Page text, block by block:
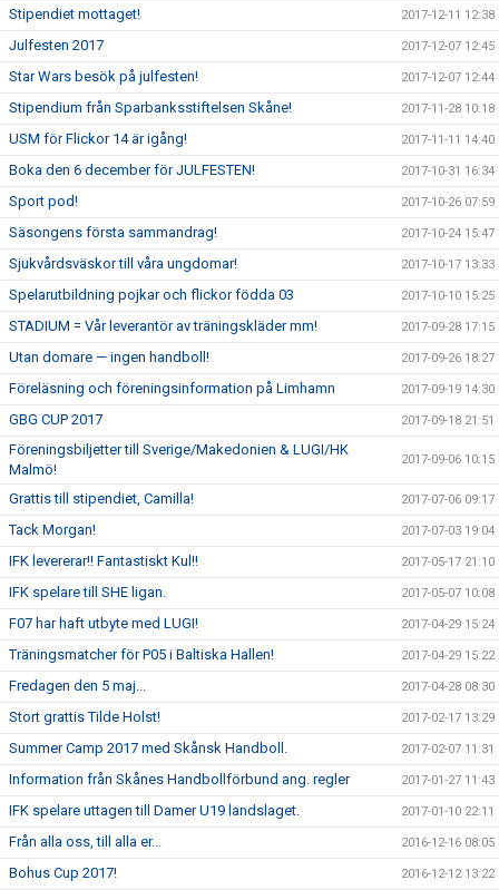
Stipendiet mottaget! 2017-12-11 12:38
Julfesten 2017 2017-12-07 12:45
Star Wars besök på julfesten! 2017-12-07 12:44
Stipendium från Sparbanksstiftelsen Skåne! 2017-11-28 10:18
USM för Flickor 14 är igång! 2017-11-11 14:40
Boka den 6 december för JULFESTEN! 2017-10-31 16:34
Sport pod! 2017-10-26 07:59
Säsongens första sammandrag! 2017-10-24 15:47
Sjukvårdsväskor till våra ungdomar! 2017-10-17 13:33
Spelarutbildning pojkar och flickor födda 03 2017-10-10 15:25
STADIUM = Vår leverantör av träningskläder mm! 2017-09-28 17:15
Utan domare — ingen handboll! 2017-09-26 18:27
Föreläsning och föreningsinformation på Limhamn 2017-09-19 14:30
GBG CUP 2017 2017-09-18 21:51
Föreningsbiljetter till Sverige/Makedonien & LUGI/HK
Malmö!
2017-09-06 10:15
Grattis till stipendiet, Camilla! 2017-07-06 09:17
Tack Morgan! 2017-07-03 19:04
IFK levererar!! Fantastiskt Kul!! 2017-05-17 21:10
IFK spelare till SHE ligan. 2017-05-07 10:08
F07 har haft utbyte med LUGI! 2017-04-29 15:24
Träningsmatcher för P05 i Baltiska Hallen! 2017-04-29 15:22
Fredagen den 5 maj... 2017-04-28 08:30
Stort grattis Tilde Holst! 2017-02-17 13:29
Summer Camp 2017 med Skånsk Handboll. 2017-02-07 11:31
Information från Skånes Handbollförbund ang. regler 2017-01-27 11:43
IFK spelare uttagen till Damer U19 landslaget. 2017-01-10 22:11
Från alla oss, till alla er... 2016-12-16 08:05
Bohus Cup 2017! 2016-12-12 13:22